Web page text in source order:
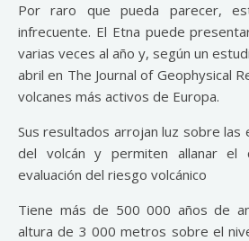
Por raro que pueda parecer,
infrecuente. El Etna puede
varias veces al año y, según un
abril en The Journal of Geophysical
volcanes más activos de Europa.
Sus resultados arrojan luz sobre las
del volcán y permiten allanar el
evaluación del riesgo volcánico
Tiene más de 500 000 años de
altura de 3 000 metros sobre el